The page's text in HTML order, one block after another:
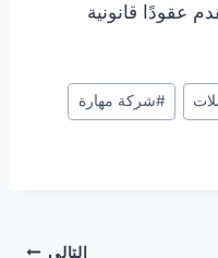
عقودًا قانونية
#شركة مهارة
التالي